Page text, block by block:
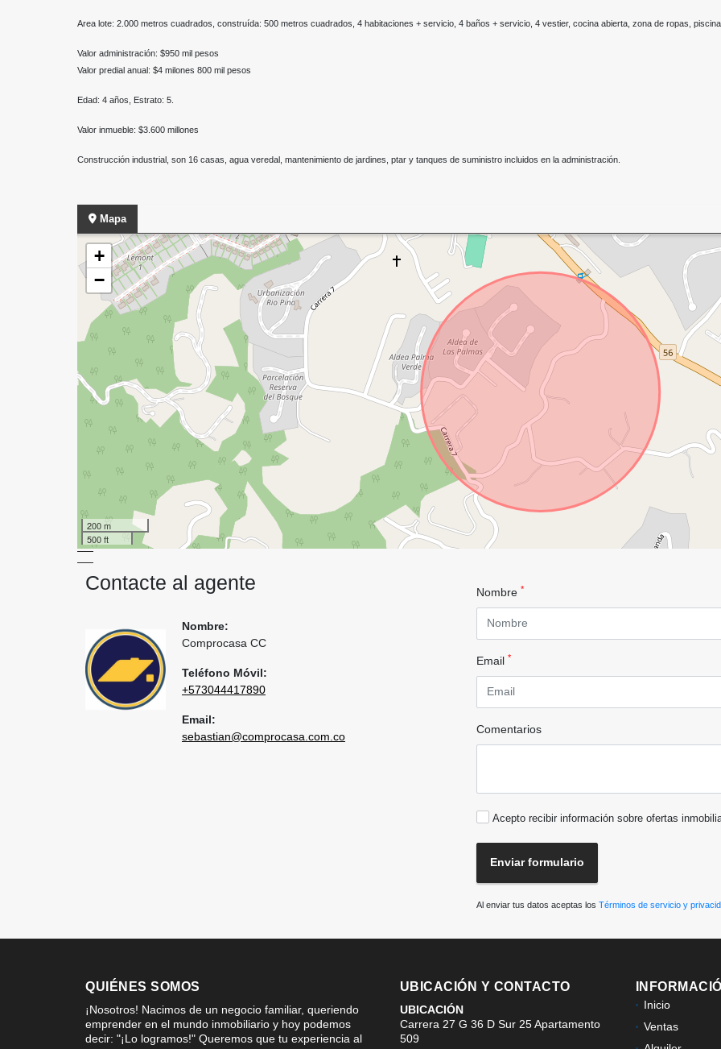
Area lote: 2.000 metros cuadrados, construída: 500 metros cuadrados, 4 habitaciones + servicio, 4 baños + servicio, 4 vestier, cocina abierta, zona de ropas,
Valor administración: $950 mil pesos
Valor predial anual: $4 milones 800 mil pesos
Edad: 4 años, Estrato: 5.
Valor inmueble: $3.600 millones
Construcción industrial, son 16 casas, agua veredal, mantenimiento de jardines, ptar y tanques de suministro incluidos en la administración.
Mapa
+
−
200 m
500 ft
Contacte al agente
Nombre:
Comprocasa CC
Teléfono Móvil:
+573044417890
Email:
sebastian@comprocasa.com.co
Nombre *
Email *
Comentarios
Acepto recibir información sobre ofertas
Enviar formulario
Al enviar tus datos aceptas los Términos de servicio y
QUIÉNES SOMOS
¡Nosotros! Nacimos de un negocio familiar, queriendo
emprender en el mundo inmobiliario y hoy podemos
decir: "¡Lo logramos!" Queremos que tu experiencia al
UBICACIÓN Y CONTACTO
UBICACIÓN
Carrera 27 G 36 D Sur 25 Apartamento
509
Inicio
Ventas